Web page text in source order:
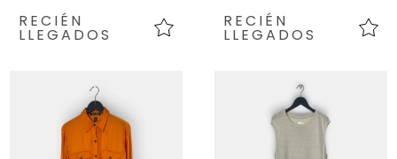
RECIÉN
LLEGADOS
RECIÉN
LLEGADOS